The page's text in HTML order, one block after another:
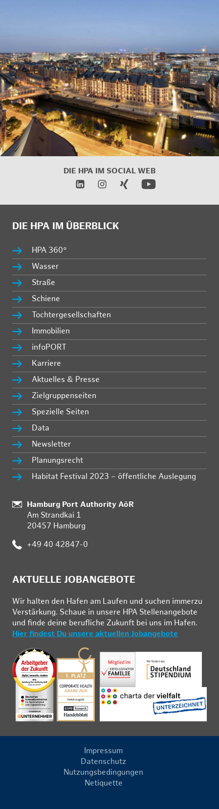
DIE HPA IM SOCIAL WEB
DIE HPA IM ÜBERBLICK
HPA 360°
Wasser
Straße
Schiene
Tochtergesellschaften
Immobilien
infoPORT
Karriere
Aktuelles & Presse
Zielgruppenseiten
Spezielle Seiten
Data
Newsletter
Planungsrecht
Habitat Festival 2023 – öffentliche Auslegung
:
Hamburg Port Authority AöR
Am Strandkai 1
20457 Hamburg
: +49 40 42847-0
AKTUELLE JOBANGEBOTE
Wir hal­ten den Ha­fen am Lau­fen und su­chen im­mer­zu
Ver­stär­kung. Schau­e in un­se­re HPA Stel­len­an­ge­bo­te
und fin­de deine be­ruf­li­che Zu­kunft bei uns im Ha­fen.
Hier findest Du unsere aktuellen Jobangebote
Impressum
Datenschutz
Nutzungsbedingungen
Netiquette